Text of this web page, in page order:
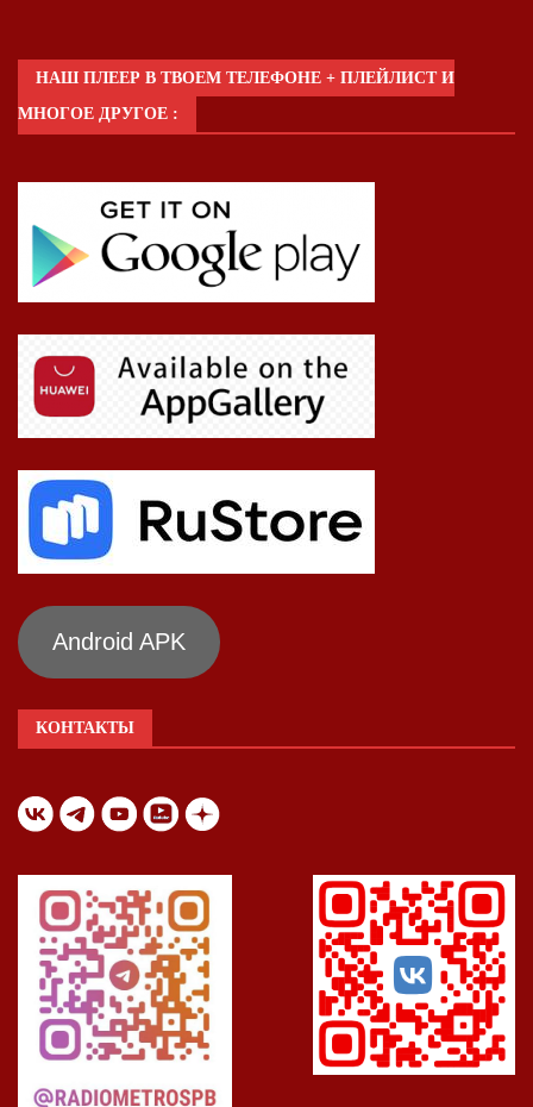
НАШ ПЛЕЕР В ТВОЕМ ТЕЛЕФОНЕ + ПЛЕЙЛИСТ И
МНОГОЕ ДРУГОЕ :
Android APK
КОНТАКТЫ